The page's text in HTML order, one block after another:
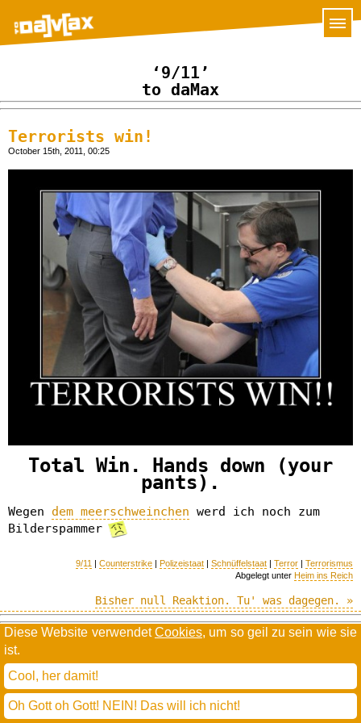
Diese Website verwendetCookies, um so geil zu sein wie sie
ist.
Cool, her damit!
Oh Gott oh Gott! NEIN! Das will ich nicht!
‘9/11’
to daMax
Terrorists win!
October 15th, 2011, 00:25
Total Win. Hands down (your
pants).
Wegen dem meerschweinchen werd ich noch zum
Bilderspammer
9/11 | Counterstrike | Polizeistaat | Schnüffelstaat | Terror | Terrorismus
Abgelegt unter Heim ins Reich
Bisher null Reaktion. Tu' was dagegen. »
Willkommen in der Scrollwüste
und schreibt indejavu mono book
(mit minimalen anpassungen in oberlängen und kerning)
* daMaxentgendert nach Hermes Phettberg.